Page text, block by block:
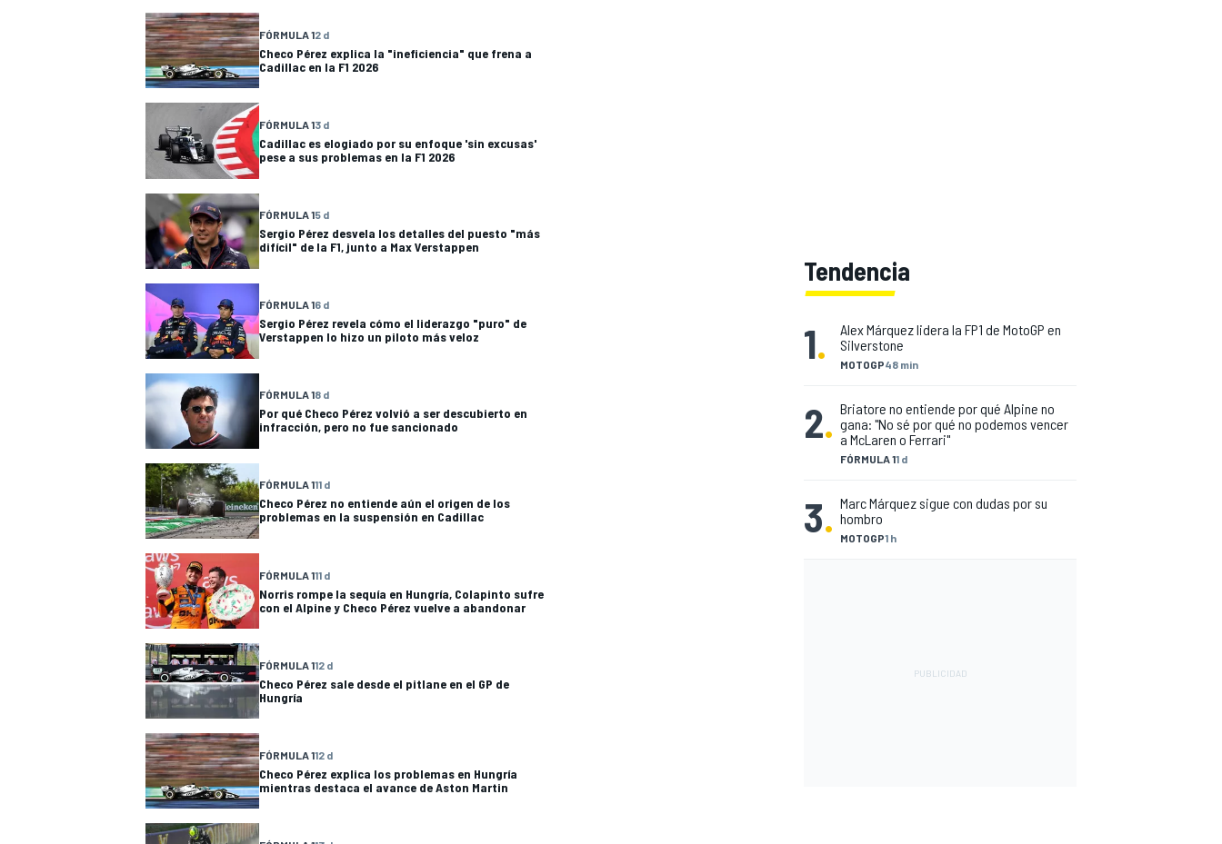
NASCAR CUP
FÓRMULA E
WRC
FÓRMULA 12 d
Checo Pérez explica la "ineficiencia" que frena a
Cadillac en la F1 2026
FÓRMULA 13 d
Cadillac es elogiado por su enfoque 'sin excusas'
pese a sus problemas en la F1 2026
FÓRMULA 15 d
Sergio Pérez desvela los detalles del puesto "más
difícil" de la F1, junto a Max Verstappen
FÓRMULA 16 d
Sergio Pérez revela cómo el liderazgo "puro" de
Verstappen lo hizo un piloto más veloz
FÓRMULA 18 d
Por qué Checo Pérez volvió a ser descubierto en
infracción, pero no fue sancionado
FÓRMULA 111 d
Checo Pérez no entiende aún el origen de los
problemas en la suspensión en Cadillac
FÓRMULA 111 d
Norris rompe la sequía en Hungría, Colapinto sufre
con el Alpine y Checo Pérez vuelve a abandonar
FÓRMULA 112 d
Checo Pérez sale desde el pitlane en el GP de
Hungría
FÓRMULA 112 d
Checo Pérez explica los problemas en Hungría
mientras destaca el avance de Aston Martin
Tendencia
1. MOTOGP48 min
Alex Márquez lidera la FP1 de MotoGP en
Silverstone
2.
FÓRMULA 11 d
Briatore no entiende por qué Alpine no
gana: "No sé por qué no podemos vencer
a McLaren o Ferrari"
3. MOTOGP1 h
Marc Márquez sigue con dudas por su
hombro